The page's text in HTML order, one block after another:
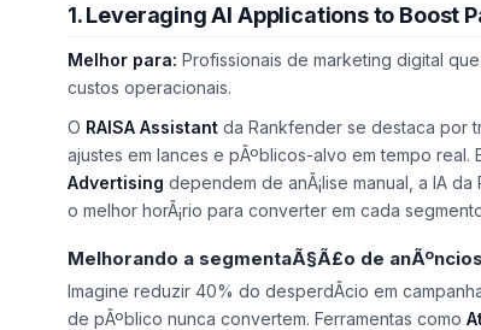
1. Leveraging AI Applications to Boost
Melhor para: Profissionais de marketing digital
custos operacionais.
O RAISA Assistant da Rankfender se destaca por
ajustes em lances e pÃºblicos-alvo em tempo real.
Advertising dependem de anÃ¡lise manual, a IA
o melhor horÃ¡rio para converter em cada
Melhorando a segmentaÃ§Ã£o de
Imagine reduzir 40% do desperdÃ­cio em
de pÃºblico nunca convertem. Ferramentas como